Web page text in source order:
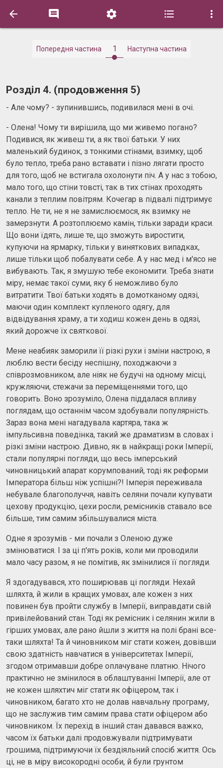
    
Попередня частина 1 Наступна частина
Розділ 4. (продовження 5)
- Але чому? - зупинившись, подивилася мені в очі.
- Олена! Чому ти вирішила, що ми живемо погано?
Подивися, як живеш ти, а як твої батьки. У них
маленький будинок, з тонкими стінами, взимку, щоб
було тепло, треба рано вставати і пізно лягати просто
для того, щоб не встигала охолонути піч. А у нас з тобою,
мало того, що стіни товсті, так в тих стінах проходять
канали з теплим повітрям. Кочегар в підвалі підтримує
тепло. Не ти, не я не замислюємося, як взимку не
замерзнути. А розтоплюємо камін, тільки заради краси.
Що вони їдять, лише те, що зможуть виростити,
купуючи на ярмарку, тільки у виняткових випадках,
лише тільки щоб побалувати себе. А у нас мед і м'ясо не
вибувають. Так, я змушую тебе економити. Треба знати
міру, немає такої суми, яку б неможливо було
витратити. Твої батьки ходять в домотканому одязі,
маючи один комплект купленого одягу, для
відвідування храму, а ти ходиш кожен день в одязі,
який дорожче їх святкової.
Мене неабияк заморили її різкі рухи і зміни настрою, я
люблю вести бесіду неспішну, походжаючи з
співрозмовником, але ніяк не будучі на одному місці,
кружляючи, стежачи за переміщеннями того, що
говорить. Воно зрозуміло, Олена піддалася впливу
поглядам, що останнім часом здобували популярність.
Зараз вона мені нагадувала картяра, така ж
імпульсивна поведінка, такий же драматизм в словах і
різкі зміни настрою. Дивно, як в найкращі роки Імперії,
стали популярні погляди, що весь імперський
чиновницький апарат корумпований, тоді як реформи
Імператора більш ніж успішні?! Імперія переживала
небувале благополуччя, навіть селяни почали купувати
цехову продукцію, цехи росли, ремісників ставало все
більше, тим самим збільшувалися міста.
Одне я зрозумів - ми почали з Оленою дуже
змінюватися. І за ці п'ять років, коли ми проводили
мало часу разом, я не помітив, як змінилися її погляди.
Я здогадувався, хто поширював ці погляди. Нехай
шляхта, й жили в кращих умовах, але кожен з них
повинен був пройти службу в Імперії, виправдати свій
привілейований стан. Тоді як ремісник і селянин жили в
гірших умовах, але рано йшли з життя на полі брані все-
таки шляхта! Та й чиновником міг стати кожен, довівши
свою здатність навчатися в університетах Імперії,
згодом отримавши добре оплачуване платню. Нічого
практично не змінилося в облаштуванні Імперії, але от
не кожен шляхтич міг стати як офіцером, так і
чиновником, багато хто не долав навчальну програму,
що не заслужив тим самим права стати офіцером або
чиновником. Їх перехід в інший стан давався важко,
часом їх батьки далі продовжували підтримувати
грошима, підтримуючи їх бездіяльний спосіб життя. Ось
ці, не в міру високородні особи, й були грунтом